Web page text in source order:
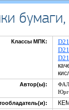
Классы МПК:
Автор(ы):